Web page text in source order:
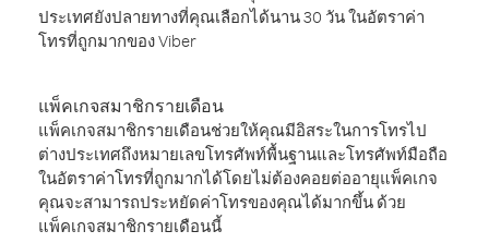
ประเทศยังปลายทางที่คุณเลือกได้นาน 30 วัน ในอัตราค่า
โทรที่ถูกมากของ Viber
แพ็คเกจสมาชิกรายเดือน
แพ็คเกจสมาชิกรายเดือนช่วยให้คุณมีอิสระในการโทรไป
ต่างประเทศถึงหมายเลขโทรศัพท์พื้นฐานและโทรศัพท์มือถือ
ในอัตราค่าโทรที่ถูกมากได้โดยไม่ต้องคอยต่ออายุแพ็คเกจ
คุณจะสามารถประหยัดค่าโทรของคุณได้มากขึ้น ด้วย
แพ็คเกจสมาชิกรายเดือนนี้